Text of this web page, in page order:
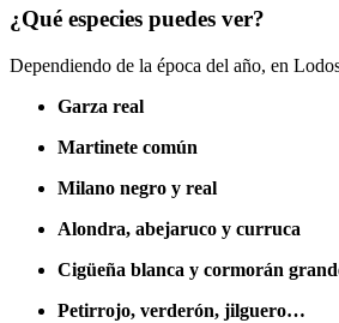
¿Qué especies puedes ver?
Dependiendo de la época del año, en
Garza real
Martinete común
Milano negro y real
Alondra, abejaruco y curruca
Cigüeña blanca y cormorán
Petirrojo, verderón, jilguero…